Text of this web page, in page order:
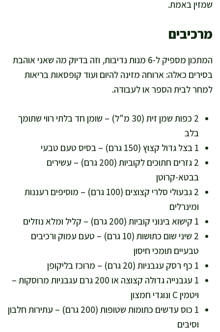
שמזין באמת.
מרכיבים
המתכון מספיק ל-6 מנות נדיבות, וזה בדיוק מה שאני אוהבת
בסירים כאלה: ארוחה מזינה להיום ועוד קופסאות בריאות
למחר לבית הספר או לעבודה.
2 כפות שמן זית (30 מ"ל) – שומן חד בלתי רווי שתומך
בלב
1 בצל גדול קצוץ (150 גרם) – בסיס טעם טבעי
2 גזרים חתוכים לקוביות (200 גרם) – עשירים
בבטא-קרוטן
2 גבעולי סלרי קצוצים (100 גרם) – מוסיפים רעננות
ומינרלים
1 קישוא בינוני קוביות (200 גרם) – קליל ומלא נוזלים
2 שיני שום כתושות (10 גרם) – טעם עמוק ורכיבים
טבעיים תומכי חיסון
1 כף רסק עגבניות (20 גרם) – מרוכז בליקופן
1 עגבנייה גדולה קצוצה או 200 גרם עגבניות מרוסקות –
ויטמין C ונוגדי חמצון
1 כוס עדשים כתומות שטופות (200 גרם) – עתירות חלבון
וסיבים